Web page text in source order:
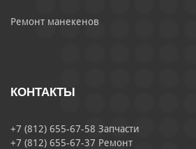
Ремонт манекенов
КОНТАКТЫ
+7 (812) 655-67-58 Запчасти
+7 (812) 655-67-37 Ремонт